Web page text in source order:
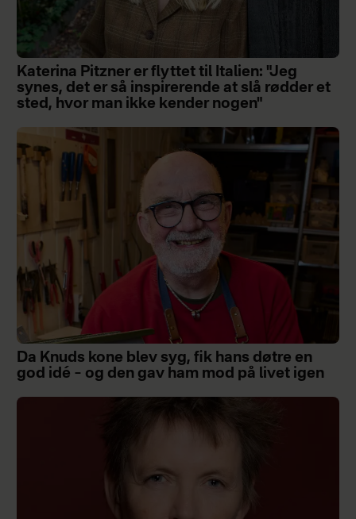
Katerina Pitzner er flyttet til Italien: "Jeg
synes, det er så inspirerende at slå rødder et
sted, hvor man ikke kender nogen"
Da Knuds kone blev syg, fik hans døtre en
god idé – og den gav ham mod på livet igen